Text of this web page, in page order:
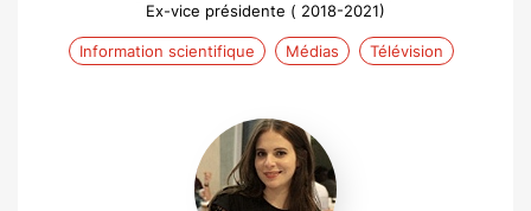
Ex-vice présidente ( 2018-2021)
Information scientifique Médias Télévision
Rym
Gasmi